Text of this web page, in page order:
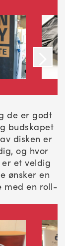
de er godt
budskapet
disken er
og hvor
et veldig
ønsker en
med en roll-